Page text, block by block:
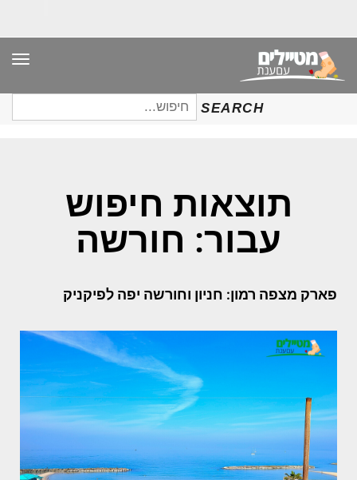
SEARCH
חיפוש
עבור:
תוצאות חיפוש
עבור: חורשה
פארק מצפה רמון: חניון וחורשה יפה לפיקניק